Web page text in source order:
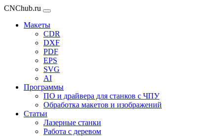
CNChub.ru
Макеты
CDR
DXF
PDF
EPS
SVG
AI
Программы
ПО и драйвера для станков с ЧПУ
Обработка макетов и изображений
Статьи
Лазерные станки
Работа с деревом